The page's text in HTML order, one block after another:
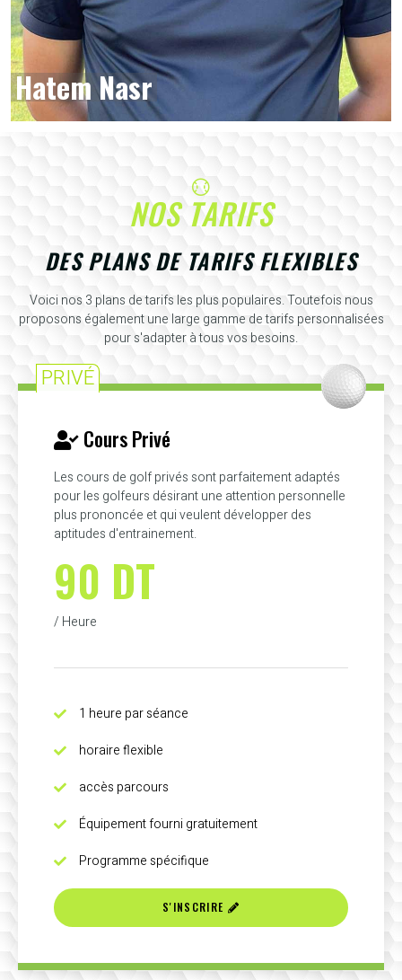
Hatem Nasr
NOS TARIFS
DES PLANS DE TARIFS FLEXIBLES
Voici nos 3 plans de tarifs les plus populaires. Toutefois nous
proposons également une large gamme de tarifs personnalisées
pour s'adapter à tous vos besoins.
PRIVÉ
Cours Privé
Les cours de golf privés sont parfaitement adaptés
pour les golfeurs désirant une attention personnelle
plus prononcée et qui veulent développer des
aptitudes d'entrainement.
90 DT
/ Heure
1 heure par séance
horaire flexible
accès parcours
Équipement fourni gratuitement
Programme spécifique
S'INSCRIRE